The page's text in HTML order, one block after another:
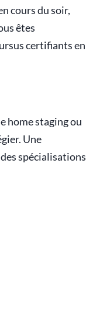
cours du soir,
êtes
certifiants en
home staging ou
Une
spécialisations